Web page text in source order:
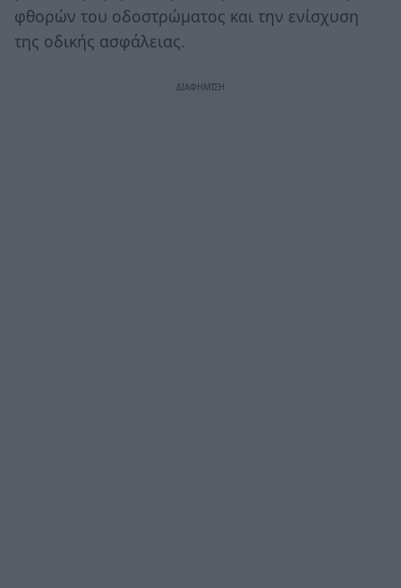
φθορών του οδοστρώματος και την ενίσχυση
της οδικής ασφάλειας.